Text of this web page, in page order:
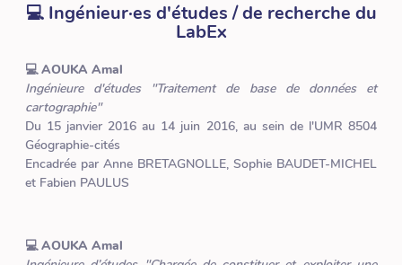
💻 Ingénieur·es d'études / de recherche du
LabEx
💻 AOUKA Amal
Ingénieure d'études "Traitement de base de données et
cartographie"
Du 15 janvier 2016 au 14 juin 2016, au sein de l'UMR 8504
Géographie-cités
Encadrée par Anne BRETAGNOLLE, Sophie BAUDET-MICHEL
et Fabien PAULUS
💻 AOUKA Amal